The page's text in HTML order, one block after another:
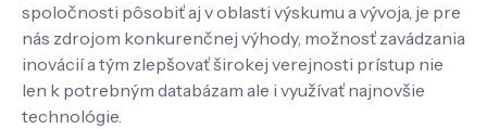
spoločnosti pôsobiť aj v oblasti výskumu a vývoja, je pre
nás zdrojom konkurenčnej výhody, možnosť zavádzania
inovácií a tým zlepšovať širokej verejnosti prístup nie
len k potrebným databázam ale i využívať najnovšie
technológie.